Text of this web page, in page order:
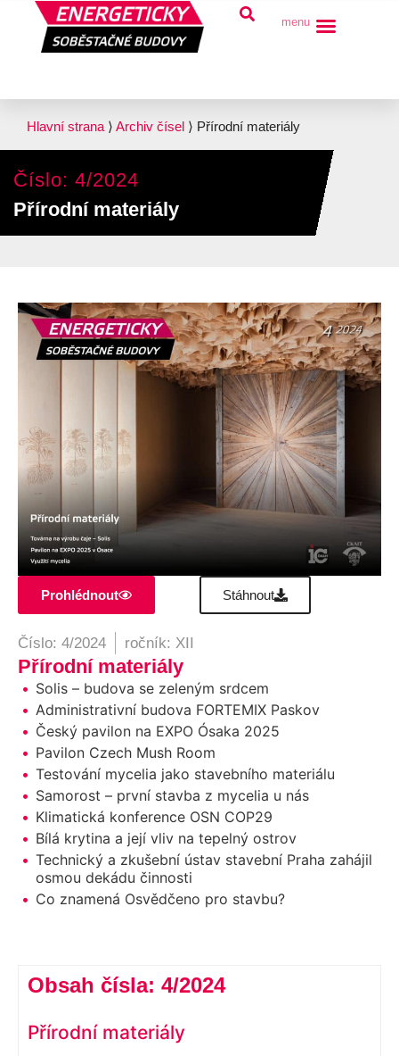
menu
Hlavní strana ⟩ Archiv čísel ⟩ Přírodní materiály
Číslo: 4/2024
Přírodní materiály
Prohlédnout Stáhnout
Číslo: 4/2024 ročník: XII
Přírodní materiály
Solis – budova se zeleným srdcem
Administrativní budova FORTEMIX Paskov
Český pavilon na EXPO Ósaka 2025
Pavilon Czech Mush Room
Testování mycelia jako stavebního materiálu
Samorost – první stavba z mycelia u nás
Klimatická konference OSN COP29
Bílá krytina a její vliv na tepelný ostrov
Technický a zkušební ústav stavební Praha zahájil
osmou dekádu činnosti
Co znamená Osvědčeno pro stavbu?
Obsah čísla:​ 4/2024
Přírodní materiály